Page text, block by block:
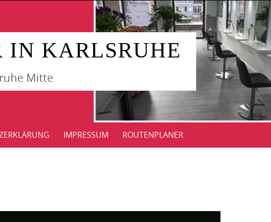
IN KARLSRUHE
Mitte
IMPRESSUM ROUTENPLANER